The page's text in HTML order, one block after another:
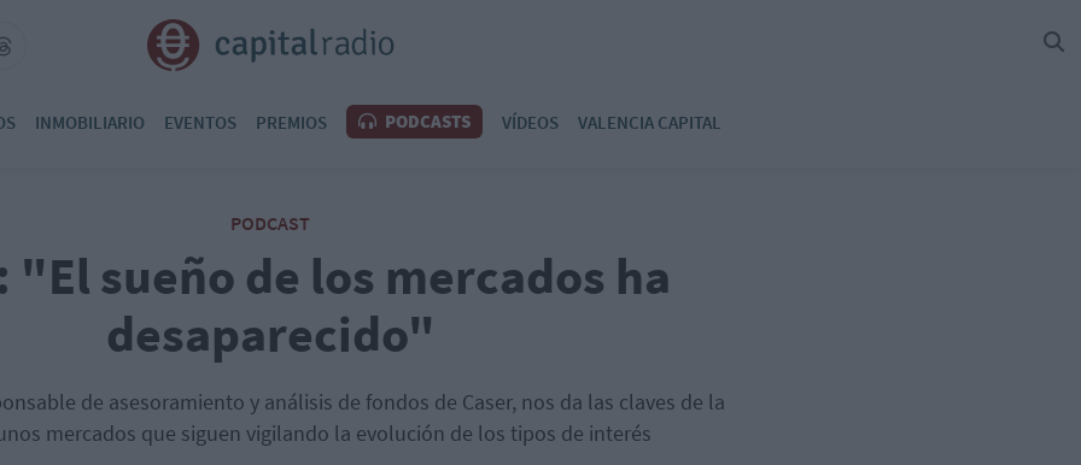
INMOBILIARIO EVENTOS PREMIOS PODCASTS VÍDEOS VALENCIA CAPITAL
PODCAST
"El sueño de los mercados ha
desaparecido"
de asesoramiento y análisis de fondos de Caser, nos da las claves de la
mercados que siguen vigilando la evolución de los tipos de interés